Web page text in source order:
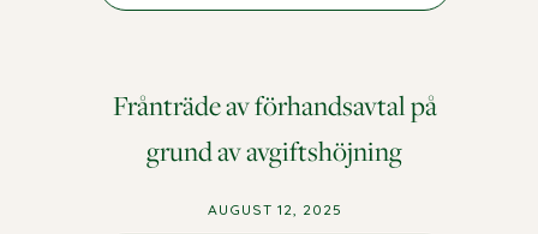
Frånträde av förhandsavtal på
grund av avgiftshöjning
AUGUST 12, 2025